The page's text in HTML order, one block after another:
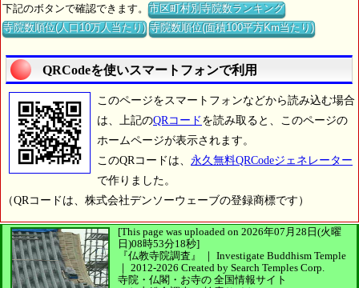
下記のボタンで確認できます。市区町村別寺院数ランキング
寺院数順位(人口10万人当たり) 寺院数順位(面積100平方Km当たり)
QRCodeを使いスマートフォンで利用
このページをスマートフォンなどから読み込む場合
は、上記のQRコード を読み取ると、このページの
ホームページが表示されます。
このQRコードは、 永久無料QRCodeジェネレーター
で作りました。
（QRコードは、株式会社デンソーウェーブの登録商標です）
[This page was uploaded on 2026年07月28日(火曜
日)08時53分18秒]
『仏教寺院調査』 ｜ Investigate Buddhism Temple
｜ 2012-2026 Created by Search Temples Corp.
寺院・仏閣・お寺の 全国情報サイト